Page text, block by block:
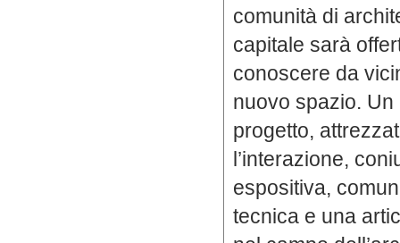
comunità di
capitale sarà
conoscere da
nuovo spazio.
progetto,
l’interazione,
espositiva,
tecnica e una